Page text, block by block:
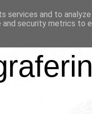
services and to
security metrics to